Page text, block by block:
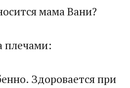
мама Вани?
плечами:
Здоровается при